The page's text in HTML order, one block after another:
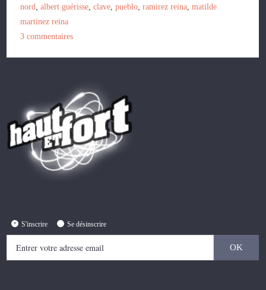
S'inscrire Se désinscrire
nord,albert guérisse,clave,pueblo,ramirez reina,matilde
martinez reina
3 commentaires